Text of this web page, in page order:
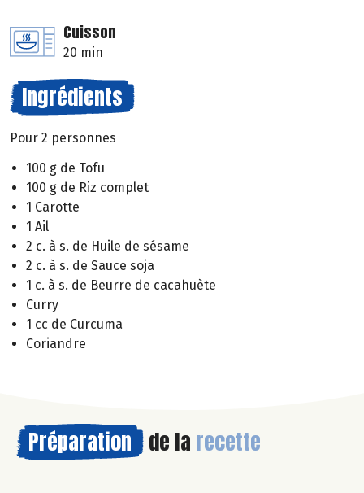
Cuisson
20 min
Ingrédients
Pour 2 personnes
100 g de Tofu
100 g de Riz complet
1 Carotte
1 Ail
2 c. à s. de Huile de sésame
2 c. à s. de Sauce soja
1 c. à s. de Beurre de cacahuète
Curry
1 cc de Curcuma
Coriandre
Préparation de la recette